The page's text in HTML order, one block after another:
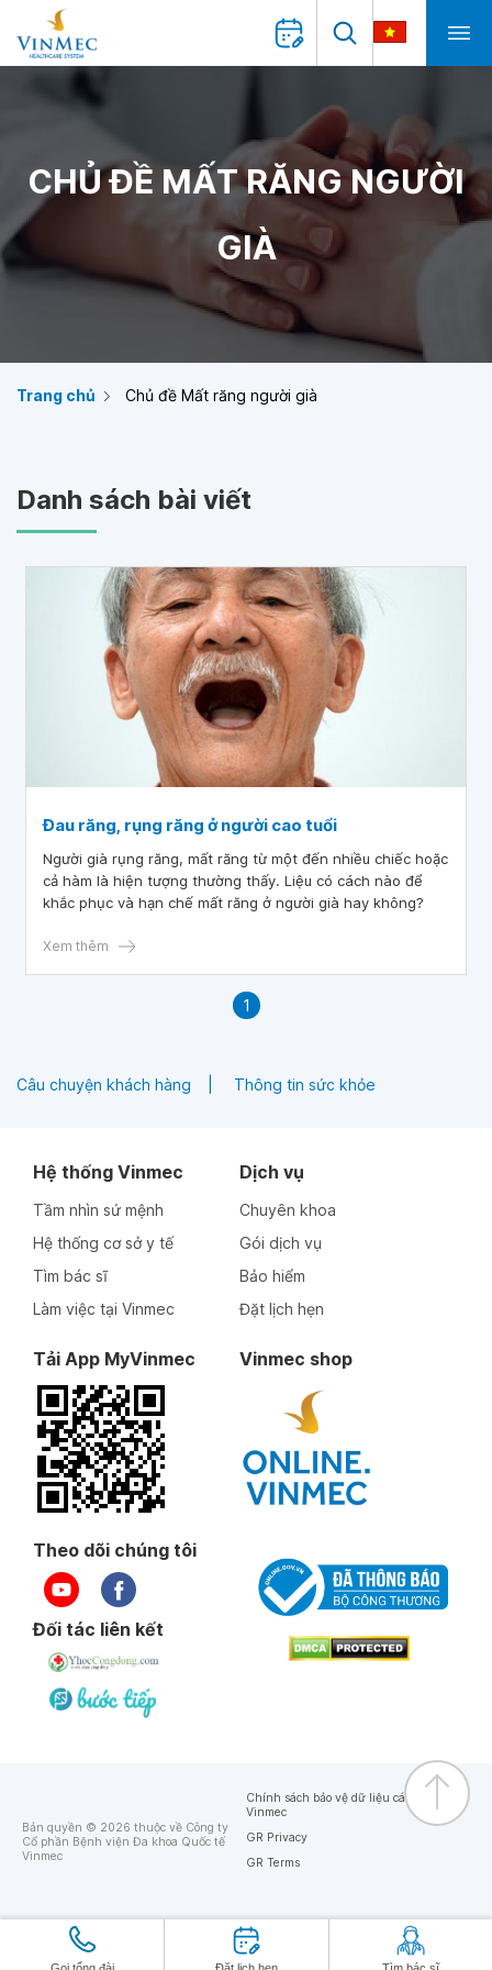
CHỦ ĐỀ MẤT RĂNG NGƯỜI
GIÀ
Trang chủ Chủ đề Mất răng người già
Danh sách bài viết
Đau răng, rụng răng ở người cao tuổi
Người già rụng răng, mất răng từ một đến nhiều chiếc hoặc
cả hàm là hiện tượng thường thấy. Liệu có cách nào để
khắc phục và hạn chế mất răng ở người già hay không?
Xem thêm
1
Câu chuyện khách hàng Thông tin sức khỏe
Hệ thống Vinmec
Tầm nhìn sứ mệnh
Hệ thống cơ sở y tế
Tìm bác sĩ
Làm việc tại Vinmec
Dịch vụ
Chuyên khoa
Gói dịch vụ
Bảo hiểm
Đặt lịch hẹn
Tải App MyVinmec Vinmec shop
Theo dõi chúng tôi
Đối tác liên kết
Bản quyền © 2026 thuộc về Công ty
Cổ phần Bệnh viện Đa khoa Quốc tế
Vinmec
Chính sách bảo vệ dữ liệu cá nhân của
Vinmec
GR Privacy
GR Terms